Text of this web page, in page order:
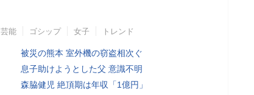
芸能 ゴシップ 女子 トレンド
被災の熊本 室外機の窃盗相次ぐ
息子助けようとした父 意識不明
森脇健児 絶頂期は年収「1億円」